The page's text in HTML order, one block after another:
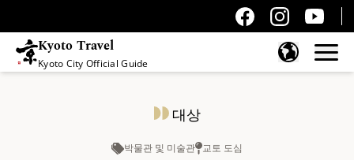
Kyoto Travel
Kyoto City Official Guide
대상
박물관 및 미술관 교토 도심